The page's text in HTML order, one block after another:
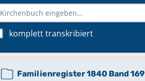
komplett transkribiert
198
Familienregister 1840 Band 169